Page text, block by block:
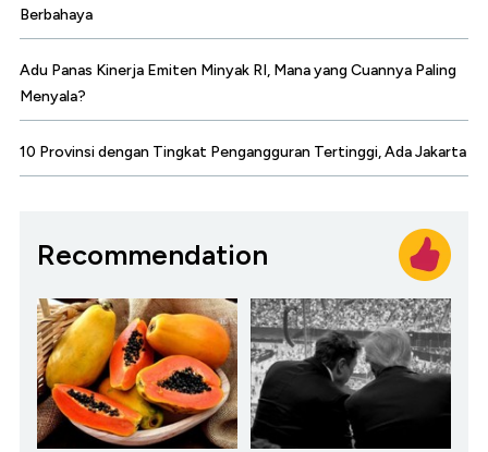
Berbahaya
Adu Panas Kinerja Emiten Minyak RI, Mana yang Cuannya Paling
Menyala?
10 Provinsi dengan Tingkat Pengangguran Tertinggi, Ada Jakarta
Recommendation